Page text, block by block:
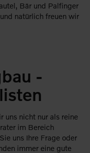
Bär und Palfinger
natürlich freuen wir
uns nicht nur als reine
im Bereich
uns Ihre Frage oder
immer eine gute
-